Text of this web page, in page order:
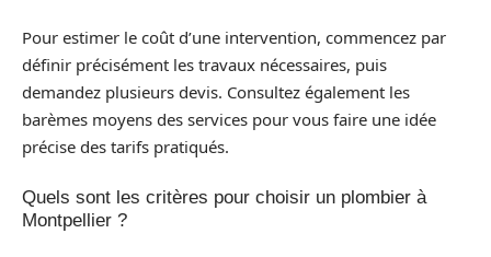
Pour estimer le coût d’une intervention, commencez par
définir précisément les travaux nécessaires, puis
demandez plusieurs devis. Consultez également les
barèmes moyens des services pour vous faire une idée
précise des tarifs pratiqués.
Quels sont les critères pour choisir un plombier à
Montpellier ?